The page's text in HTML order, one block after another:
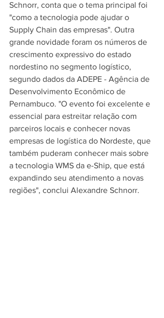
Schnorr, conta que o tema principal foi
"como a tecnologia pode ajudar o
Supply Chain das empresas". Outra
grande novidade foram os números de
crescimento expressivo do estado
nordestino no segmento logístico,
segundo dados da ADEPE - Agência de
Desenvolvimento Econômico de
Pernambuco. "O evento foi excelente e
essencial para estreitar relação com
parceiros locais e conhecer novas
empresas de logística do Nordeste, que
também puderam conhecer mais sobre
a tecnologia WMS da e-Ship, que está
expandindo seu atendimento a novas
regiões", conclui Alexandre Schnorr.